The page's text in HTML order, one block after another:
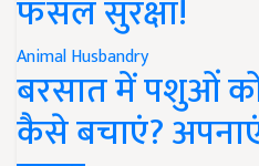
फसल सुरक्षा!
Animal Husbandry
बरसात में पशुओं को
कैसे बचाएं?